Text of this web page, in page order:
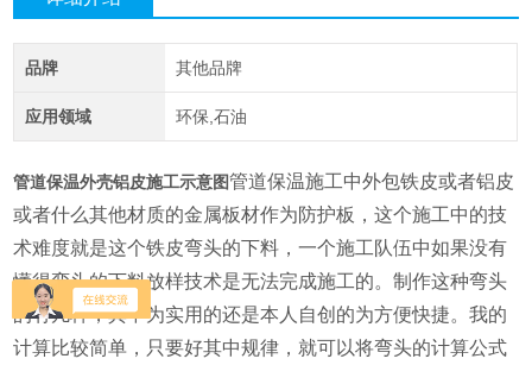
品牌 其他品牌
应用领域 环保,石油
管道保温外壳铝皮施工示意图管道保温施工中外包铁皮或者铝皮
或者什么其他材质的金属板材作为防护板，这个施工中的技
术难度就是这个铁皮弯头的下料，一个施工队伍中如果没有
懂得弯头的下料放样技术是无法完成施工的。制作这种弯头
的有几种，其中为实用的还是本人自创的为方便快捷。我的
计算比较简单，只要好其中规律，就可以将弯头的计算公式